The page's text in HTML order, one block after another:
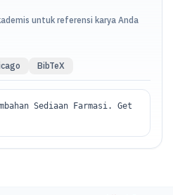
plester transdermal.
untuk referensi karya Anda
BibTeX
Sediaan Farmasi. Get